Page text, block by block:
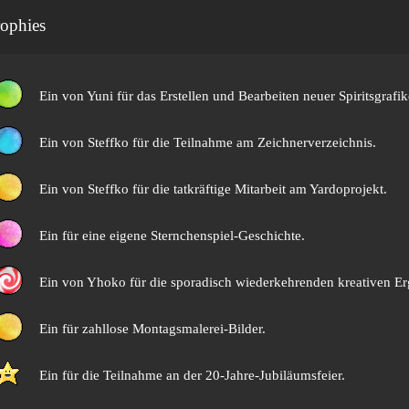
Ein von Yuni für das Erstellen und Bearbeiten neuer
Ein von Steffko für die Teilnahme am Zeichnerverzeichnis.
Ein von Steffko für die tatkräftige Mitarbeit am Yardoprojekt.
Ein für eine eigene Sternchenspiel-Geschichte.
Ein von Yhoko für die sporadisch wiederkehrenden kreativen
Ein für zahllose Montagsmalerei-Bilder.
Ein für die Teilnahme an der 20-Jahre-Jubiläumsfeier.